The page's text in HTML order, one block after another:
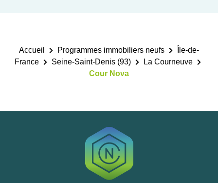
Accueil Programmes immobiliers neufs
Île-de-
France
Seine-Saint-Denis (93)
La Courneuve
Cour Nova